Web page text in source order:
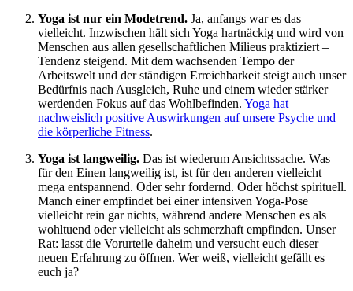
Yoga ist nur ein Modetrend. Ja, anfangs war es das
vielleicht. Inzwischen hält sich Yoga hartnäckig und wird von
Menschen aus allen gesellschaftlichen Milieus praktiziert –
Tendenz steigend. Mit dem wachsenden Tempo der
Arbeitswelt und der ständigen Erreichbarkeit steigt auch unser
Bedürfnis nach Ausgleich, Ruhe und einem wieder stärker
werdenden Fokus auf das Wohlbefinden. Yoga hat
nachweislich positive Auswirkungen auf unsere Psyche und
die körperliche Fitness.
Yoga ist langweilig. Das ist wiederum Ansichtssache. Was
für den Einen langweilig ist, ist für den anderen vielleicht
mega entspannend. Oder sehr fordernd. Oder höchst spirituell.
Manch einer empfindet bei einer intensiven Yoga-Pose
vielleicht rein gar nichts, während andere Menschen es als
wohltuend oder vielleicht als schmerzhaft empfinden. Unser
Rat: lasst die Vorurteile daheim und versucht euch dieser
neuen Erfahrung zu öffnen. Wer weiß, vielleicht gefällt es
euch ja?